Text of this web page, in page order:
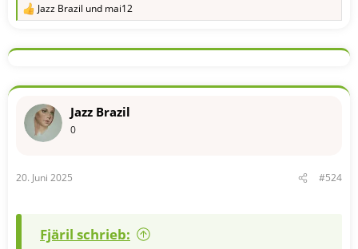
R
k
o
e
n
Jazz Brazil und mai12
Jazz Brazil
0
20. Juni 2025 #524
Fjäril schrieb: